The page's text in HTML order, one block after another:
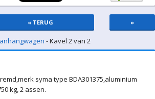
« TERUG »
- Kavel 2 van 2
syma type BDA301375,aluminium
kg, 2 assen.